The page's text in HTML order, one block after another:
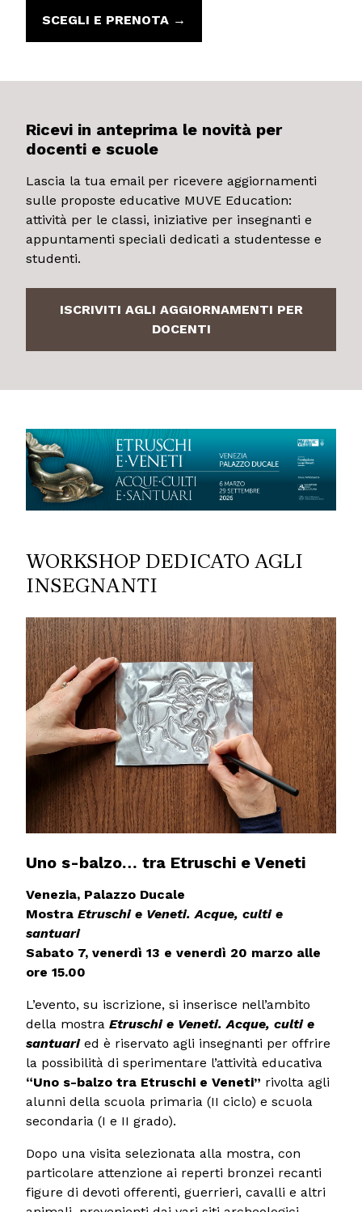
SCEGLI E PRENOTA →
Ricevi in anteprima le novità per
docenti e scuole
Lascia la tua email per ricevere aggiornamenti
sulle proposte educative MUVE Education:
attività per le classi, iniziative per insegnanti e
appuntamenti speciali dedicati a studentesse e
studenti.
ISCRIVITI AGLI AGGIORNAMENTI PER
DOCENTI
WORKSHOP DEDICATO AGLI
INSEGNANTI
Uno s-balzo… tra Etruschi e Veneti
Venezia, Palazzo Ducale
Mostra Etruschi e Veneti. Acque, culti e
santuari
Sabato 7, venerdì 13 e venerdì 20 marzo alle
ore 15.00
L’evento, su iscrizione, si inserisce nell’ambito
della mostra Etruschi e Veneti. Acque, culti e
santuaried è riservato agli insegnanti per offrire
la possibilità di sperimentare l’attività educativa
“Uno s-balzo tra Etruschi e Veneti” rivolta agli
alunni della scuola primaria (II ciclo) e scuola
secondaria (I e II grado).
Dopo una visita selezionata alla mostra, con
particolare attenzione ai reperti bronzei recanti
figure di devoti offerenti, guerrieri, cavalli e altri